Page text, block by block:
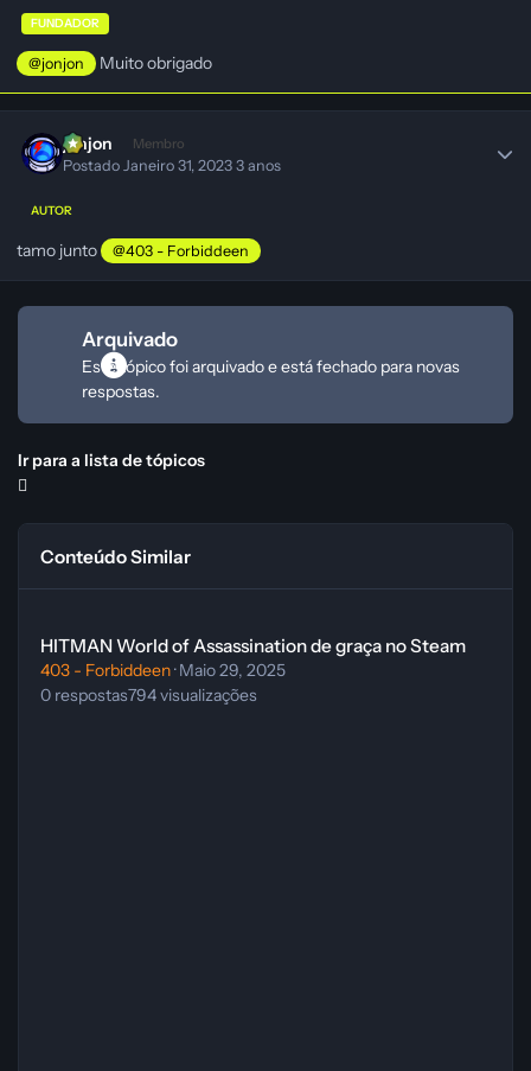
FUNDADOR
@jonjon Muito obrigado
jonjon Membro
Postado Janeiro 31, 20233 anos
AUTOR
tamo junto @403 - Forbiddeen
Arquivado
Este tópico foi arquivado e está fechado para novas
respostas.
Ir para a lista de tópicos
Conteúdo Similar
HITMAN World of Assassination de graça no Steam
403 - Forbiddeen·Maio 29, 2025
0 respostas794visualizações